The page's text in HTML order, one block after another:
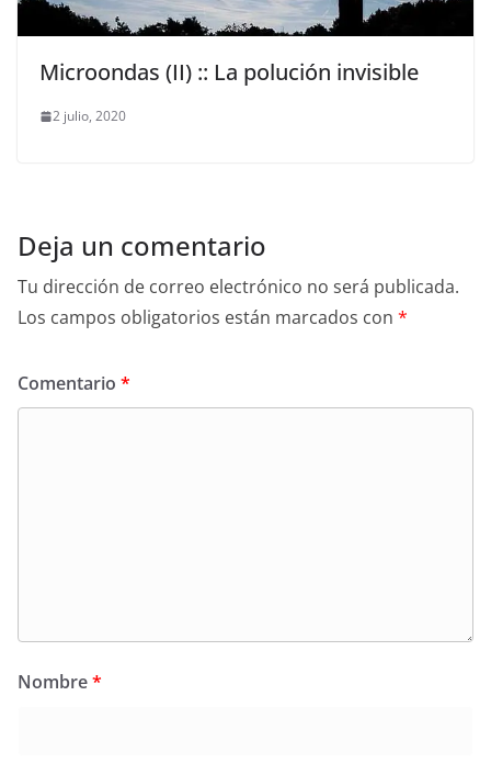
Microondas (II) :: La polución invisible
2 julio, 2020
Deja un comentario
Tu dirección de correo electrónico no será publicada.
Los campos obligatorios están marcados con *
Comentario *
Nombre*